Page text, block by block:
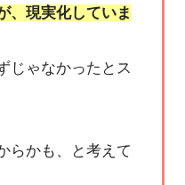
、現実化していま
じゃなかったとス
らかも、と考えて